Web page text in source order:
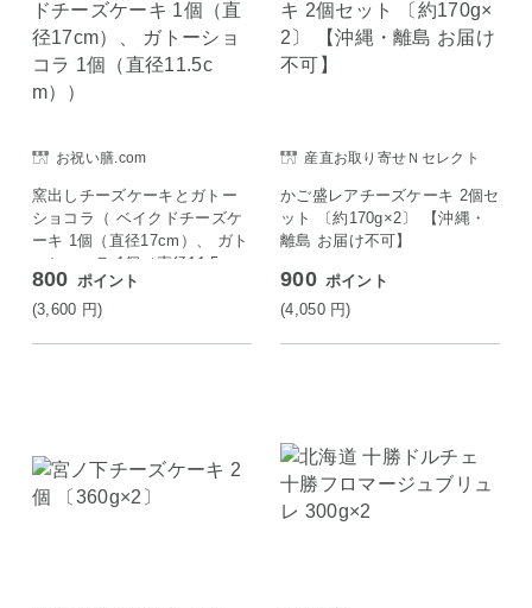
お祝い膳.com
窯出しチーズケーキとガトー
ショコラ（ ベイクドチーズケ
ーキ 1個（直径17cm）、 ガト
ーショコラ 1個（直径11.5c
m））
800 ポイント
(3,600 円)
産直お取り寄せＮセレクト
かご盛レアチーズケーキ 2個セ
ット 〔約170g×2〕 【沖縄・
離島 お届け不可】
900 ポイント
(4,050 円)